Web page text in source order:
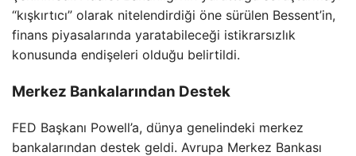
“kışkırtıcı” olarak nitelendirdiği öne sürülen Bessent’in,
finans piyasalarında yaratabileceği istikrarsızlık
konusunda endişeleri olduğu belirtildi.
Merkez Bankalarından Destek
FED Başkanı Powell’a, dünya genelindeki merkez
bankalarından destek geldi. Avrupa Merkez Bankası